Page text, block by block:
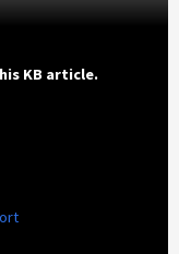
KB article.